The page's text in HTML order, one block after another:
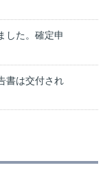
した。確定申
書は交付され